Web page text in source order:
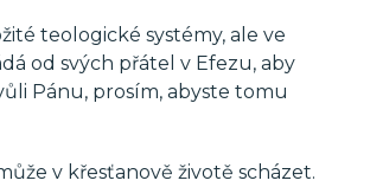
teologické systémy, ale ve
od svých přátel v Efezu, aby
Pánu, prosím, abyste tomu
v křesťanově životě scházet.